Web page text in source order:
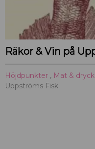
Höjdpunkter , Mat & dryck
Uppströms Fisk